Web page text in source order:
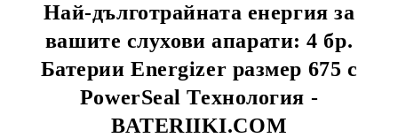
Най-дълготрайната енергия за
вашите слухови апарати: 4 бр.
Батерии Energizer размер 675 с
PowerSeal Технология -
BATERIIKI.COM